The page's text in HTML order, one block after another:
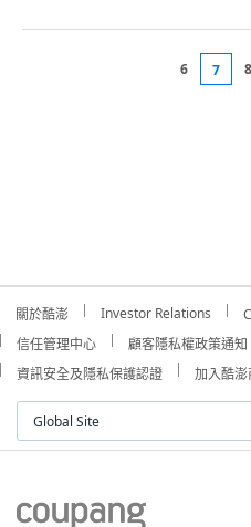
6 7 8
關於酷澎 Investor Relations
信任管理中心
顧客隱私權政策通知
資訊安全及隱私保護認證
加入酷澎
Global Site